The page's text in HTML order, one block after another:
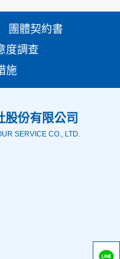
互動性功能時，會保留
方式及使用時間等。
行徑，包括您使用連線
器、瀏覽及點選資料記
文字，但不涉及特定個
站及您的個人資料採用
才能接觸您的個人資
有違反保密義務者，將
服務時，本網站亦會嚴
檢查程序以確定其將確
團體契約書
度調查
施
股份有限公司
SERVICE CO., LTD.